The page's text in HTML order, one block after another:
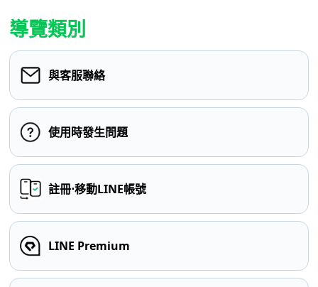
導覽類別
與客服聯絡
使用時發生問題
註冊⋅移動LINE帳號
LINE Premium